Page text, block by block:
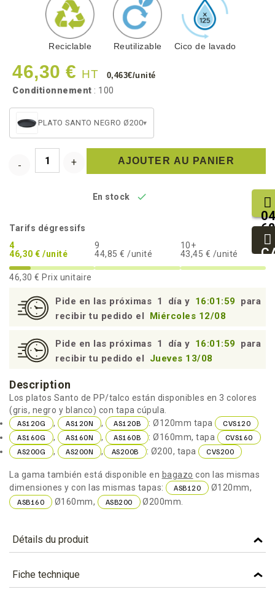
Reciclable Reutilizable Cico de lavado
46,30 € HT 0,463€/unité
Conditionnement : 100
PLATO SANTO NEGRO Ø200▾
AJOUTER AU PANIER
En stock 
Tarifs dégressifs
4
46,30 € /unité
9
44,85 € /unité
10+
43,45 € /unité
46,30 € Prix unitaire
Pide en las próximas 1 día y 16:01:58 para
recibir tu pedido el
Miércoles 12/08
Pide en las próximas 1 día y 16:01:58 para
recibir tu pedido el
Jueves 13/08
Description
Los platos Santo de PP/talco están disponibles en 3 colores
(gris, negro y blanco) con tapa cúpula.
AS120G , AS120N , AS120B : Ø120mm tapa
CVS120
AS160G
, AS160N , AS160B : Ø160mm, tapa
CVS160
AS200G
, AS200N , AS200B : Ø200, tapa CVS200
La gama también está disponible en bagazo con las mismas
dimensiones y con las mismas tapas:
ASB120 Ø120mm,
ASB160 Ø160mm, ASB200 Ø200mm.
Détails du produit
Référence AS200N
Caractéristiques
Fiche technique
04
68
25
93
94